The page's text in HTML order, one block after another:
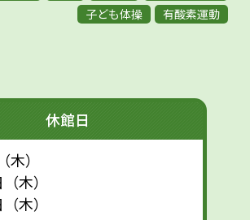
子ども体操
有酸素運動
休館日
）
木）
木）